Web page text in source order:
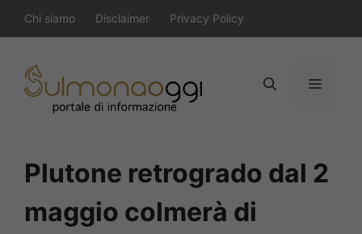
al
contenuto
Chi siamo Disclaimer Privacy Policy
Menu
Plutone retrogrado dal 2
maggio colmerà di